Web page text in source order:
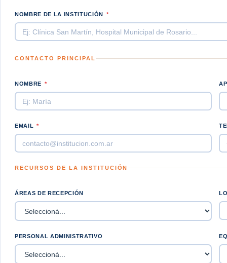
NOMBRE DE LA INSTITUCIÓN *
CONTACTO PRINCIPAL
NOMBRE *
EMAIL *
RECURSOS DE LA INSTITUCIÓN
ÁREAS DE RECEPCIÓN
PERSONAL ADMINISTRATIVO